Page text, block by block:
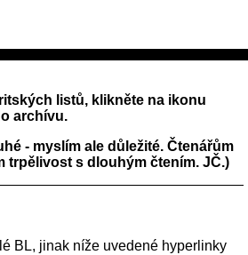
listů, klikněte na ikonu
archívu.
- myslím ale důležité. Čtenářům
trpělivost s dlouhým čtením. JČ.)
BL, jinak níže uvedené hyperlinky